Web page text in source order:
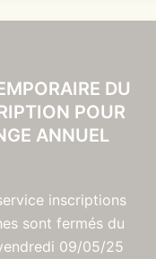
DU
POUR
ANNUEL
inscriptions
sont fermés du
09/05/25